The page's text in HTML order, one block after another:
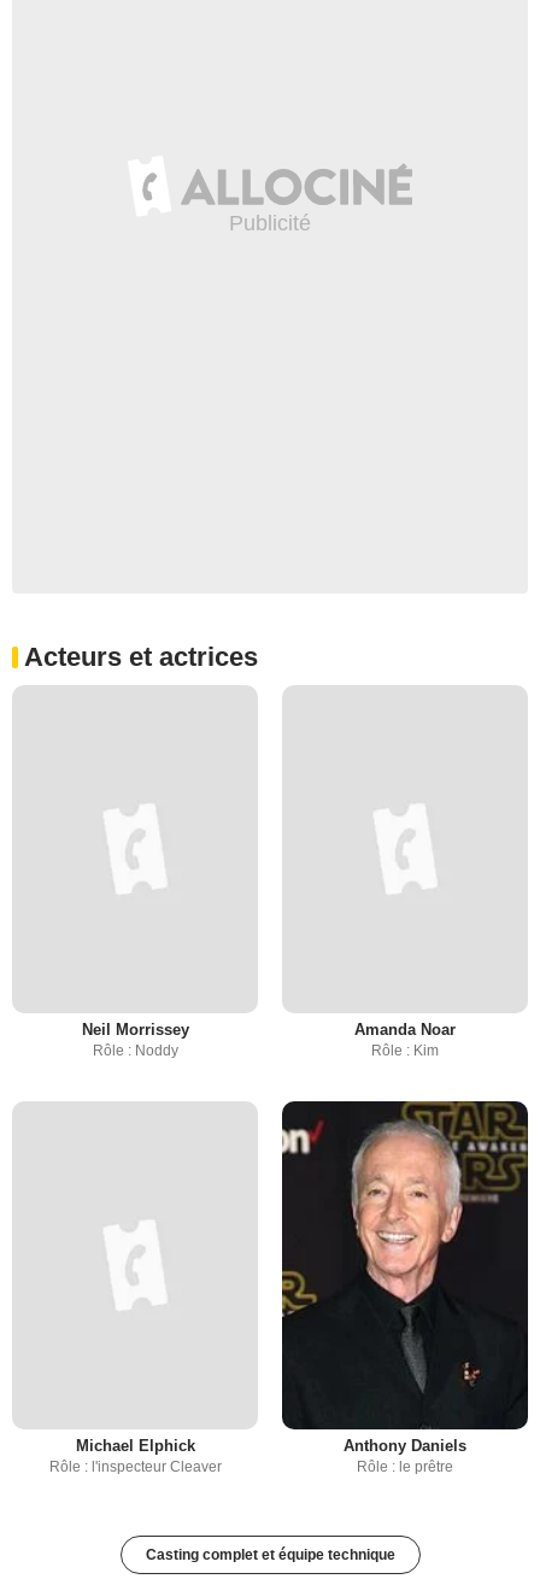
Acteurs et actrices
Neil Morrissey
Rôle : Noddy
Amanda Noar
Rôle : Kim
Michael Elphick
Rôle : l'inspecteur Cleaver
Anthony Daniels
Rôle : le prêtre
Casting complet et équipe technique